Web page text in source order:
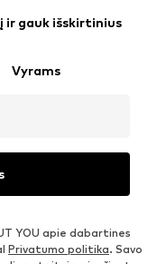
ir gauk išskirtinius
Vyrams
YOU apie dabartines
Privatumo politika. Savo